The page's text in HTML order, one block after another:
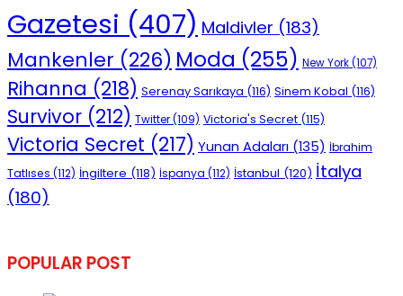
Gazetesi (407) Maldivler (183)
Mankenler (226) Moda (255) New York(107)
Rihanna (218) Serenay Sarıkaya (116) Sinem Kobal (116)
Survivor (212) Twitter(109) Victoria's Secret (115)
Victoria Secret (217) Yunan Adaları (135) İbrahim
Tatlıses (112) İngiltere (118) İspanya (112) İstanbul (120) İtalya
(180)
POPULAR POST